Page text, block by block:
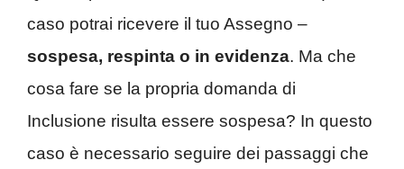
caso potrai ricevere il tuo Assegno –
sospesa, respinta o in evidenza. Ma che
cosa fare se la propria domanda di
Inclusione risulta essere sospesa? In questo
caso è necessario seguire dei passaggi che